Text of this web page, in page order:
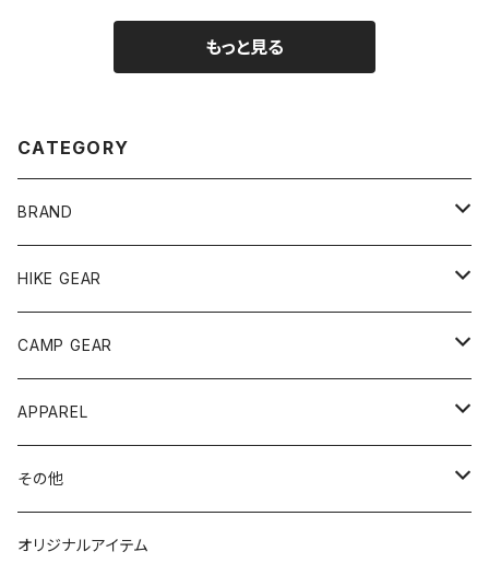
もっと見る
CATEGORY
BRAND
andwander
ANOBA
AO COOLERS
asobito
AS2OV
HIKE GEAR
テント、シェルター
バックパック
ポーチ／サコッシュ
ストレージ
CAMP GEAR
テント、タープ
テント、シェルター
タープ
スリーピングギア
寝袋
テーブル、チェア
APPAREL
トップス
ボトムス
その他
遊び
オリジナルアイテム